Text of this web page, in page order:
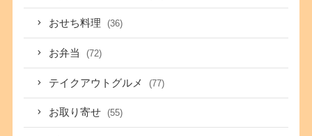
おせち料理 (36)
お弁当 (72)
テイクアウトグルメ (77)
お取り寄せ (55)